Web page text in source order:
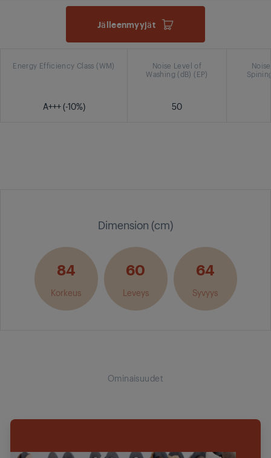
Jälleenmyyjät
Energy Efficiency Class (WM)
A+++ (-10%)
Noise Level of
Washing (dB) (EP)
50
Dimension (cm)
84
Korkeus
60
Leveys
64
Syvyys
Ominaisuudet